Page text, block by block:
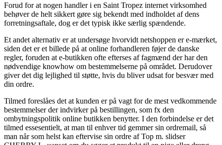
Forud for at nogen handler i en Saint Tropez internet virksomhed
behøver de helt sikkert gøre sig bekendt med indholdet af dens
forretningsaftale, dog er det typisk ikke særlig spændende.
Et andet alternativ er at undersøge hvorvidt netshoppen er e-mærket,
siden det er et billede på at online forhandleren føjer de danske
regler, foruden at e-butikken ofte efterses af fagmænd der har den
nødvendige knowhow om bestemmelserne på området. Derudover
giver det dig lejlighed til støtte, hvis du bliver udsat for besvær med
din ordre.
Tilmed foreslåes det at kunden er på vagt for de mest vedkommende
bestemmelser der indvirker på bestillingen, som fx den
ombytningspolitik online butikken benytter. I den forbindelse er det
tilmed essesentielt, at man til enhver tid gemmer sin ordremail, så
man når som helst kan eftervise sin ordre af Top m. slidser